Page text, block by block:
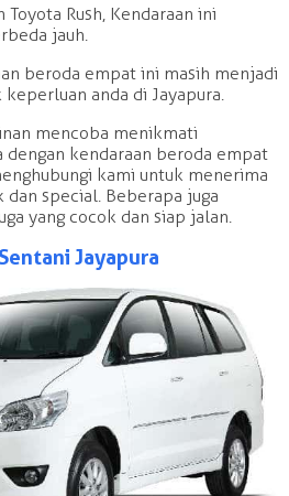
Rush, Kendaraan ini
jauh.
beroda empat ini masih menjadi
anda di Jayapura.
mencoba menikmati
dengan kendaraan beroda empat
kami untuk menerima
special. Beberapa juga
yang cocok dan siap jalan.
Jayapura